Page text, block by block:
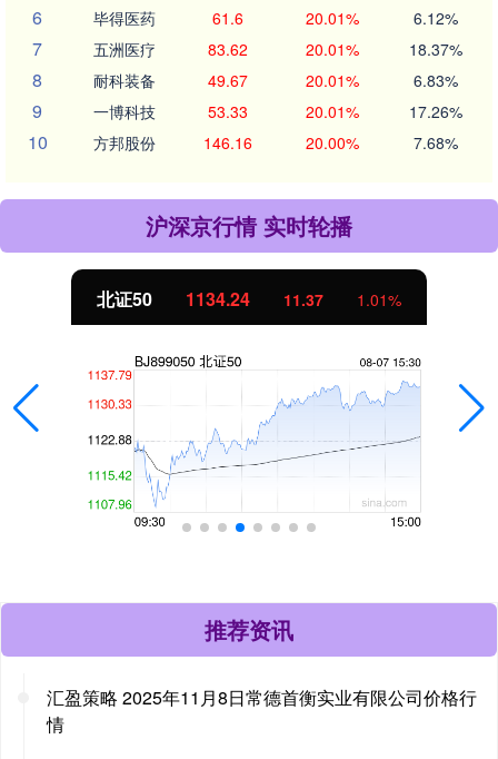
6 毕得医药 61.6 20.01% 6.12%
7 五洲医疗 83.62 20.01% 18.37%
8 耐科装备 49.67 20.01% 6.83%
9 一博科技 53.33 20.01% 17.26%
10 方邦股份 146.16 20.00% 7.68%
沪深京行情 实时轮播
北证50 1134.24 11.37 1.01%
推荐资讯
汇盈策略 2025年11月8日常德首衡实业有限公司价格行
情